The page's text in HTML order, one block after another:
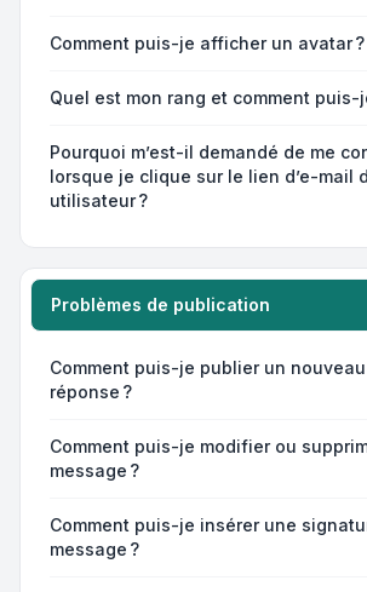
Comment puis-je afficher un avatar ?
Quel est mon rang et comment puis-
Pourquoi m’est-il demandé de me
lorsque je clique sur le lien d’e-mail
utilisateur ?
Problèmes de publication
Comment puis-je publier un
réponse ?
Comment puis-je modifier ou
message ?
Comment puis-je insérer une
message ?